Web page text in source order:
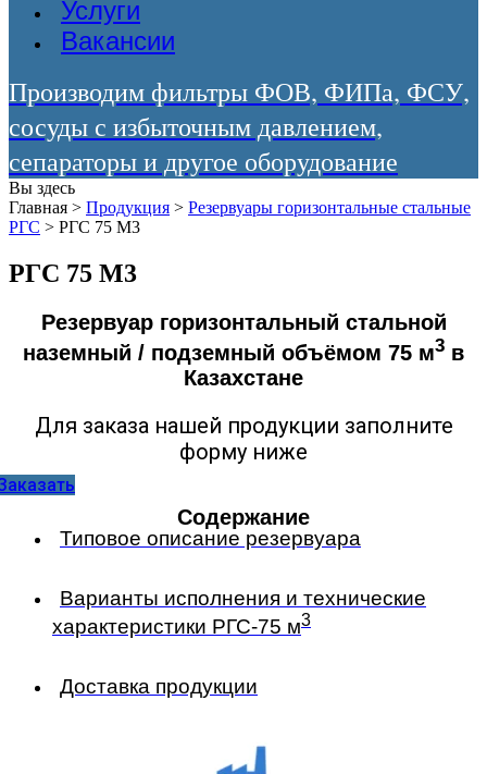
Услуги
Вакансии
Производим фильтры ФОВ, ФИПа, ФСУ,
сосуды с избыточным давлением,
сепараторы и другое оборудование
Вы здесь
Главная > Продукция > Резервуары горизонтальные стальные
РГС > РГС 75 М3
РГС 75 М3
Резервуар горизонтальный стальной
наземный / подземный объёмом 75 м3 в
Казахстане
Для заказа нашей продукции заполните
форму ниже
Содержание
Типовое описание резервуара
Варианты исполнения и технические
характеристики РГС-75 м3
Доставка продукции